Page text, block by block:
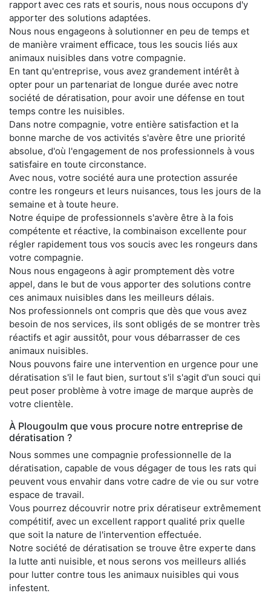
rapport avec ces rats et souris, nous nous occupons d'y
apporter des solutions adaptées.
Nous nous engageons à solutionner en peu de temps et
de manière vraiment efficace, tous les soucis liés aux
animaux nuisibles dans votre compagnie.
En tant qu'entreprise, vous avez grandement intérêt à
opter pour un partenariat de longue durée avec notre
société de dératisation, pour avoir une défense en tout
temps contre les nuisibles.
Dans notre compagnie, votre entière satisfaction et la
bonne marche de vos activités s'avère être une priorité
absolue, d'où l'engagement de nos professionnels à vous
satisfaire en toute circonstance.
Avec nous, votre société aura une protection assurée
contre les rongeurs et leurs nuisances, tous les jours de la
semaine et à toute heure.
Notre équipe de professionnels s'avère être à la fois
compétente et réactive, la combinaison excellente pour
régler rapidement tous vos soucis avec les rongeurs dans
votre compagnie.
Nous nous engageons à agir promptement dès votre
appel, dans le but de vous apporter des solutions contre
ces animaux nuisibles dans les meilleurs délais.
Nos professionnels ont compris que dès que vous avez
besoin de nos services, ils sont obligés de se montrer très
réactifs et agir aussitôt, pour vous débarrasser de ces
animaux nuisibles.
Nous pouvons faire une intervention en urgence pour une
dératisation s'il le faut bien, surtout s'il s'agit d'un souci qui
peut poser problème à votre image de marque auprès de
votre clientèle.
À Plougoulm que vous procure notre entreprise de
dératisation ?
Nous sommes une compagnie professionnelle de la
dératisation, capable de vous dégager de tous les rats qui
peuvent vous envahir dans votre cadre de vie ou sur votre
espace de travail.
Vous pourrez découvrir notre prix dératiseur extrêmement
compétitif, avec un excellent rapport qualité prix quelle
que soit la nature de l'intervention effectuée.
Notre société de dératisation se trouve être experte dans
la lutte anti nuisible, et nous serons vos meilleurs alliés
pour lutter contre tous les animaux nuisibles qui vous
infestent.